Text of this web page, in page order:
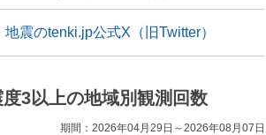
地震のtenki.jp公式X（旧Twitter）
度3以上の地域別観測回数
期間：2026年04月29日～2026年08月07日